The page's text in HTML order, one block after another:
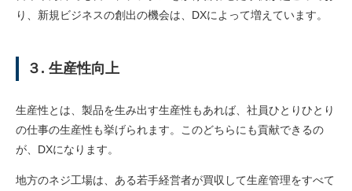
り、新規ビジネスの創出の機会は、DXによって増えています。
３. 生産性向上
生産性とは、製品を生み出す生産性もあれば、社員ひとりひとり
の仕事の生産性も挙げられます。このどちらにも貢献できるの
が、DXになります。
地方のネジ工場は、ある若手経営者が買収して生産管理をすべて